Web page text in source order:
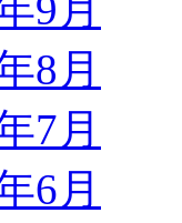
8月
7月
6月